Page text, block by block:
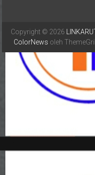
Copyright © 2026
ColorNews oleh